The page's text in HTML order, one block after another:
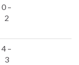
0 –
2
4 –
3